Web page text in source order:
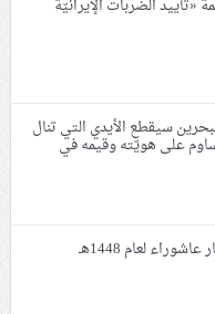
بتهمة «تأييد الضربات الإيرانيّة
سيقطع الأيدي التي تنال
على هويّته وقيمه في
لعام 1448هـ